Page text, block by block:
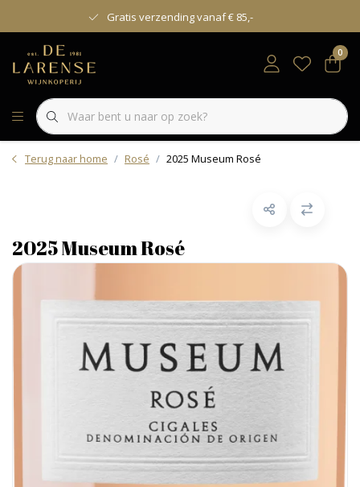
Gratis verzending vanaf € 85,-
0
Terug naar home Rosé 2025 Museum Rosé
2025 Museum Rosé